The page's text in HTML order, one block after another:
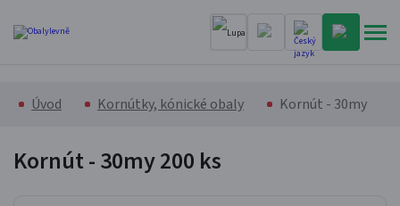
Úvod Kornútky, kónické obaly Kornút - 30my
Kornút - 30my200 ks